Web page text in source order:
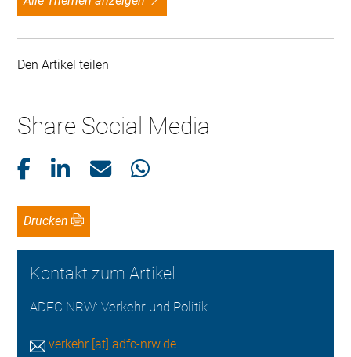
Den Artikel teilen
Share Social Media
Drucken
Kontakt zum Artikel
ADFC NRW: Verkehr und Politik
verkehr [at] adfc-nrw.de